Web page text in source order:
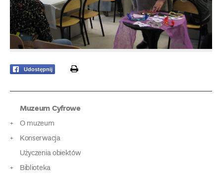
Udostępnij print
Muzeum Cyfrowe
O muzeum
Konserwacja
Użyczenia obiektów
Biblioteka